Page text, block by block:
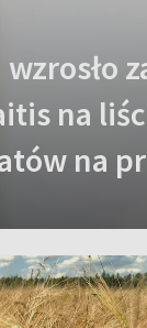
wzrosło
na
na